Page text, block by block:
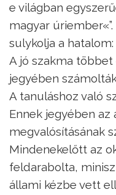
e világban
magyar
sulykolja a
A jó szakma többet
jegyében
A tanuláshoz való
Ennek jegyében az
megvalósításának
Mindenekelőtt az
feldarabolta,
állami kézbe vett